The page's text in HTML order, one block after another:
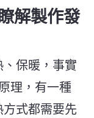
解製作發
保暖，事實
理，有一種
式都需要先